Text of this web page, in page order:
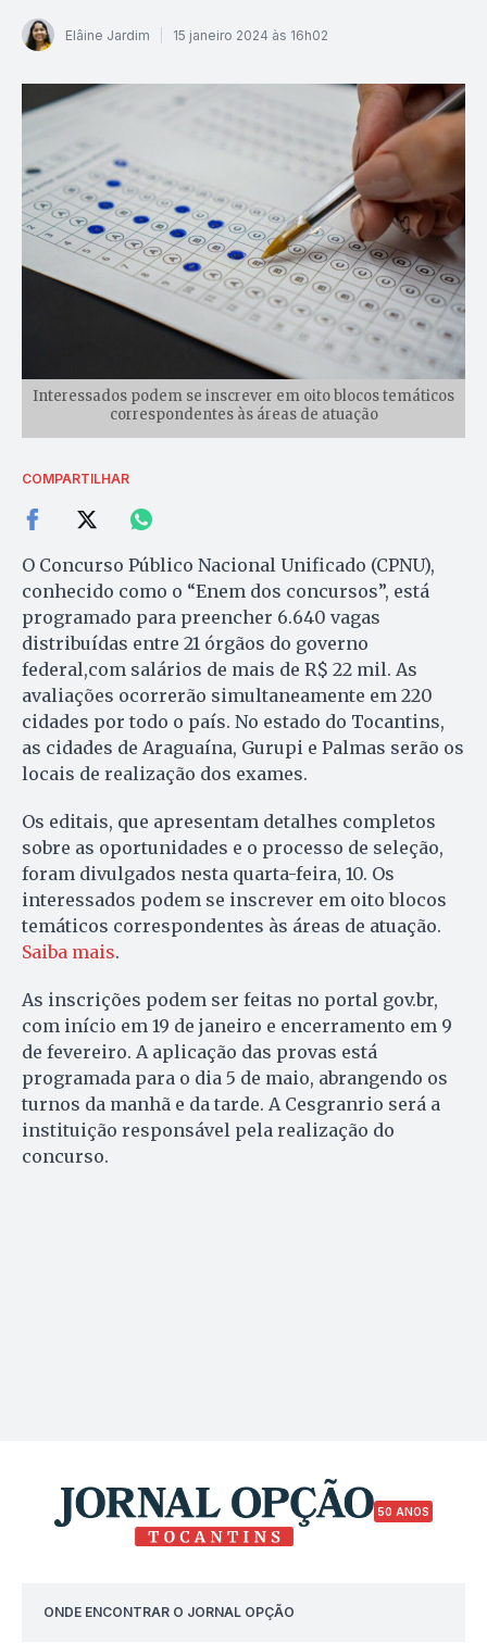
Elâine Jardim 15 janeiro 2024 às 16h02
Interessados podem se inscrever em oito blocos temáticos
correspondentes às áreas de atuação
COMPARTILHAR
O Concurso Público Nacional Unificado (CPNU),
conhecido como o “Enem dos concursos”, está
programado para preencher 6.640 vagas
distribuídas entre 21 órgãos do governo
federal,com salários de mais de R$ 22 mil. As
avaliações ocorrerão simultaneamente em 220
cidades por todo o país. No estado do Tocantins,
as cidades de Araguaína, Gurupi e Palmas serão os
locais de realização dos exames.
Os editais, que apresentam detalhes completos
sobre as oportunidades e o processo de seleção,
foram divulgados nesta quarta-feira, 10. Os
interessados podem se inscrever em oito blocos
temáticos correspondentes às áreas de atuação.
Saiba mais.
As inscrições podem ser feitas no portal gov.br,
com início em 19 de janeiro e encerramento em 9
de fevereiro. A aplicação das provas está
programada para o dia 5 de maio, abrangendo os
turnos da manhã e da tarde. A Cesgranrio será a
instituição responsável pela realização do
concurso.
50 ANOS
ONDE ENCONTRAR O JORNAL OPÇÃO